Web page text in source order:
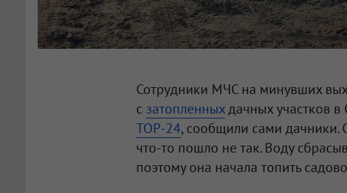
Сотрудники МЧС на минувших
с затопленныхдачных участков
ТОР-24, сообщили сами дачники.
что-то пошло не так. Воду
поэтому она начала топить